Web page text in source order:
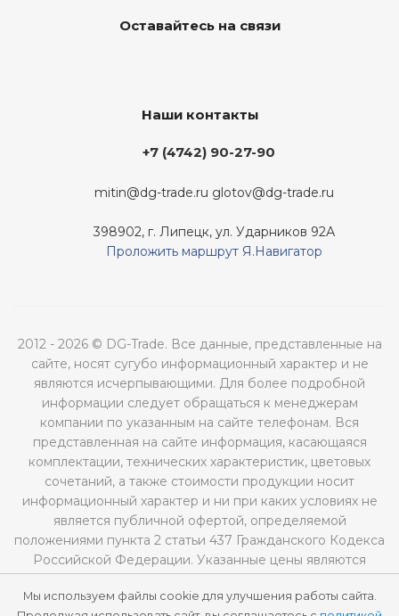
Мы используем файлы cookie для улучшения работы сайта.
Оставайтесь на связи
Наши контакты
+7 (4742) 90-27-90
mitin@dg-trade.ru glotov@dg-trade.ru
398902, г. Липецк, ул. Ударников 92А
Проложить маршрут Я.Навигатор
2012 - 2026 © DG-Trade. Все данные, представленные на
сайте, носят сугубо информационный характер и не
являются исчерпывающими. Для более подробной
информации следует обращаться к менеджерам
компании по указанным на сайте телефонам. Вся
представленная на сайте информация, касающаяся
комплектации, технических характеристик, цветовых
сочетаний, а также стоимости продукции носит
информационный характер и ни при каких условиях не
является публичной офертой, определяемой
положениями пункта 2 статьи 437 Гражданского Кодекса
Российской Федерации. Указанные цены являются
действительных цен.